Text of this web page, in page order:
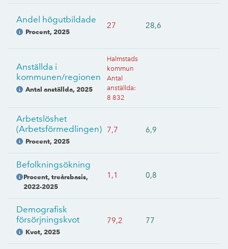
Andel högutbildade
Procent, 2025
27 28,6
Anställda i
kommunen/regionen
Antal anställda, 2025
Halmstads
kommun
Antal
anställda:
8 832
Arbetslöshet
(Arbetsförmedlingen)
Procent, 2025
7,7 6,9
Befolkningsökning
Procent, treårsbasis,
2022-2025
1,1 0,8
Demografisk
försörjningskvot
Kvot, 2025
79,2 77